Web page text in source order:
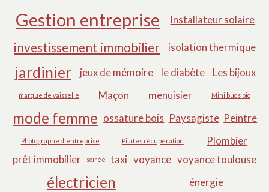
Gestion entreprise Installateur solaire
investissement immobilier isolation thermique
jardinier jeux de mémoire le diabète Les bijoux
marque de vaisselle Maçon menuisier Mini buds bio
mode femme ossature bois Paysagiste Peintre
Photographe d'entreprise Pilates récupération
Plombier
prêt immobilier
soirée taxi voyance voyance toulouse
électricien énergie